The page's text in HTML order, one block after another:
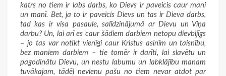
katrs no tiem ir labs darbs, ko Dievs ir paveicis caur mani
un manī. Bet, ja to ir paveicis Dievs un tas ir Dieva darbs,
tad kas ir visa pasaule, salīdzinājumā ar Dievu un Viņa
darbu? Un, lai arī es caur šādiem darbiem netopu dievbijīgs
– jo tas var notikt vienīgi caur Kristus asinīm un taisnību,
bez maniem darbiem – tie tomēr ir darīti, lai slavētu un
pagodinātu Dievu, un nestu labumu un labklājību manam
tuvākajam, tādēļ nevienu pašu no tiem nevar atdot par